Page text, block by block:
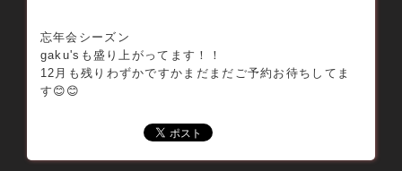
忘年会シーズン
gaku'sも盛り上がってます！！
12月も残りわずかですかまだまだご予約お待ちしてま
す😊😊